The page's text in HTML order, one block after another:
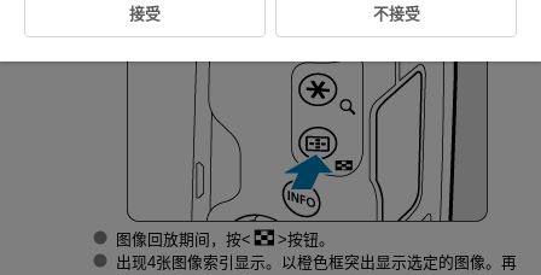
图像回放期间，按
按钮。
出现4张图像索引显示。以橙色框突出显示选定的图像。再
接受 不接受